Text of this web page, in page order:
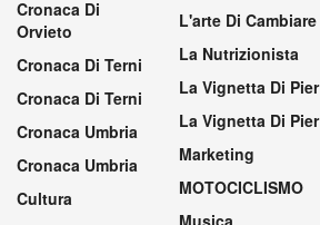
Cronaca Di
Orvieto
Cronaca Di Terni
Cronaca Di Terni
Cronaca Umbria
Cronaca Umbria
Cultura
L'arte Di Cambiare
La Nutrizionista
La Vignetta Di Pier
La Vignetta Di Pier
Marketing
MOTOCICLISMO
Musica